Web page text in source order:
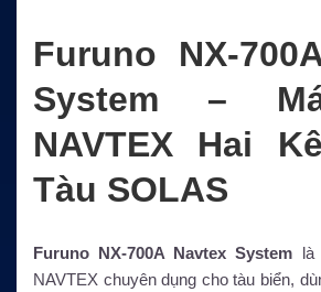
Furuno NX-
System –
NAVTEX Hai
Tàu SOLAS
Furuno NX-700A Navtex System là
NAVTEX chuyên dụng cho tàu biển,